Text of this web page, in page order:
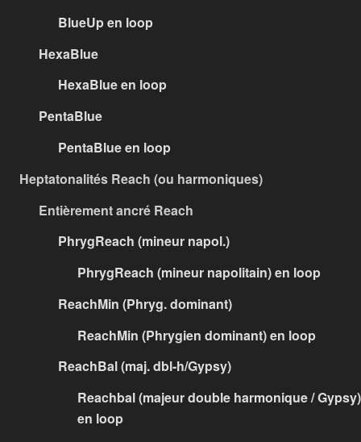
BlueUp en loop
HexaBlue
HexaBlue en loop
PentaBlue
PentaBlue en loop
Heptatonalités Reach (ou harmoniques)
Entièrement ancré Reach
PhrygReach (mineur napol.)
PhrygReach (mineur napolitain) en loop
ReachMin (Phryg. dominant)
ReachMin (Phrygien dominant) en loop
ReachBal (maj. dbl-h/Gypsy)
Reachbal (majeur double harmonique / Gypsy)
en loop